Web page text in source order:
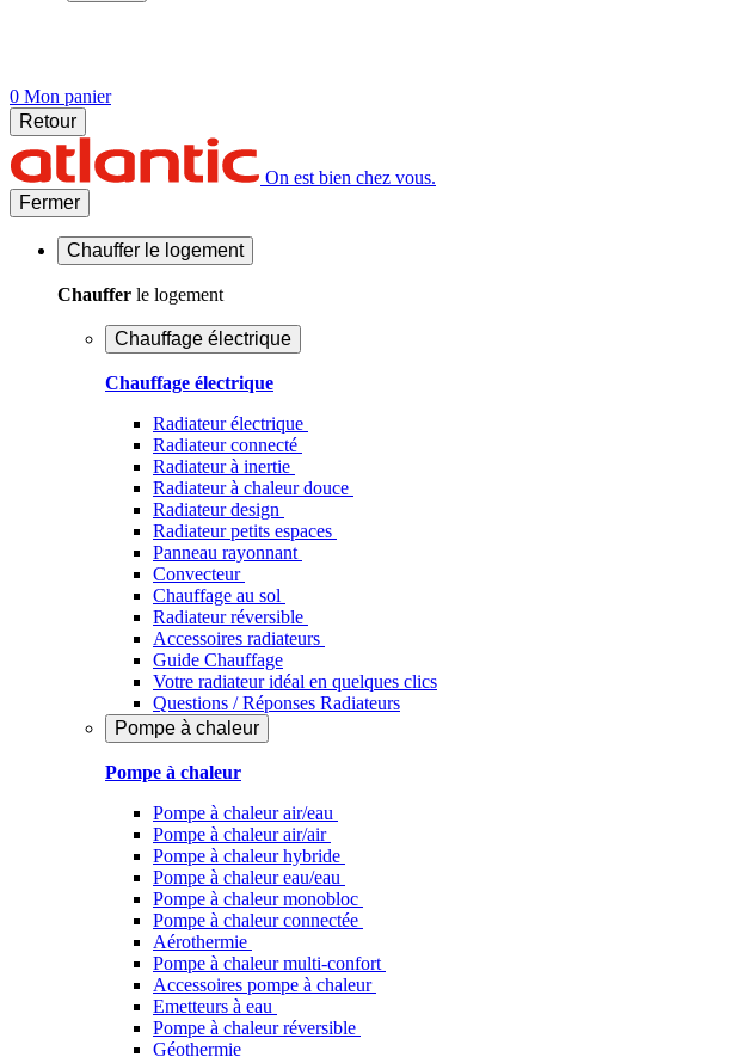
0 Mon panier
Retour
On est bien chez vous.
Fermer
Chauffer le logement
Chauffer le logement
Chauffage électrique
Chauffage électrique
Radiateur électrique
Radiateur connecté
Radiateur à inertie
Radiateur à chaleur douce
Radiateur design
Radiateur petits espaces
Panneau rayonnant
Convecteur
Chauffage au sol
Radiateur réversible
Accessoires radiateurs
Guide Chauffage
Votre radiateur idéal en quelques clics
Questions / Réponses Radiateurs
Pompe à chaleur
Pompe à chaleur
Pompe à chaleur air/eau
Pompe à chaleur air/air
Pompe à chaleur hybride
Pompe à chaleur​ eau/eau
Pompe à chaleur monobloc
Pompe à chaleur connectée
Aérothermie
Pompe à chaleur multi-confort
Accessoires pompe à chaleur
Emetteurs à eau
Pompe à chaleur réversible
Géothermie